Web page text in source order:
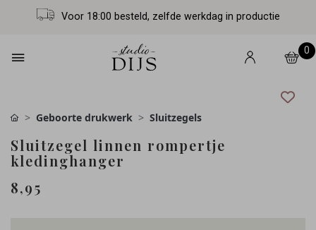
Voor 18:00 besteld, zelfde werkdag in productie
0
Geboorte drukwerk Sluitzegels
Sluitzegel linnen rompertje
kledinghanger
8,95